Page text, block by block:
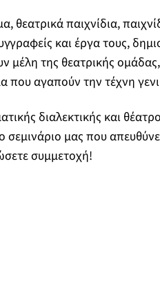
θεατρικά παιχνίδια,
και έργα τους,
μέλη της θεατρικής
που αγαπούν την τέχνη
διαλεκτικής και
μας που
συμμετοχή!